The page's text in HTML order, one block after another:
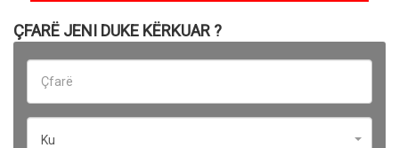
ÇFARË JENI DUKE KËRKUAR ?
Ku